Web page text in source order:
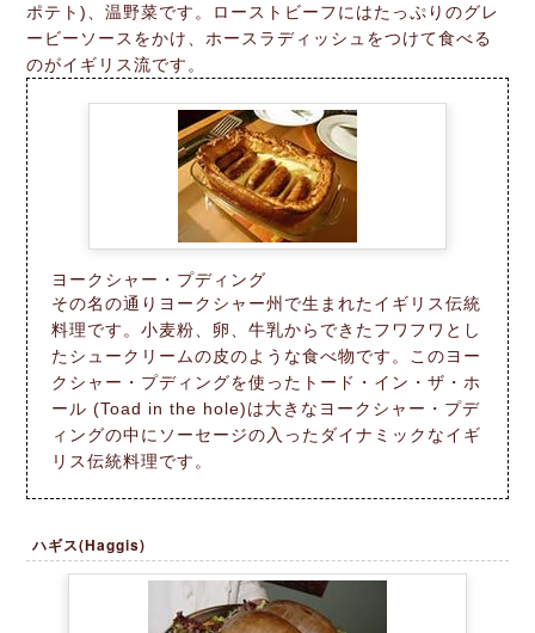
ポテト)、温野菜です。ローストビーフにはたっぷりのグレ
ービーソースをかけ、ホースラディッシュをつけて食べる
のがイギリス流です。
ヨークシャー・プディング
その名の通りヨークシャー州で生まれたイギリス伝統
料理です。小麦粉、卵、牛乳からできたフワフワとし
たシュークリームの皮のような食べ物です。このヨー
クシャー・プディングを使ったトード・イン・ザ・ホ
ール (Toad in the hole)は大きなヨークシャー・プデ
ィングの中にソーセージの入ったダイナミックなイギ
リス伝統料理です。
ハギス(Haggis)